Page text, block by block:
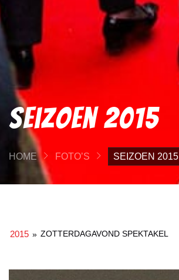
Seizoen 2015
HOME FOTO’S SEIZOEN 2015
2015 » ZOTTERDAGAVOND SPEKTAKEL